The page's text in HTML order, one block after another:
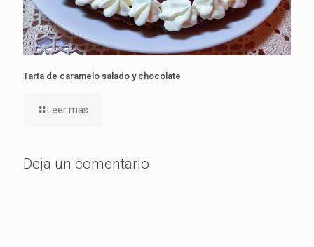
Tarta de caramelo salado y chocolate
Leer más
Deja un comentario